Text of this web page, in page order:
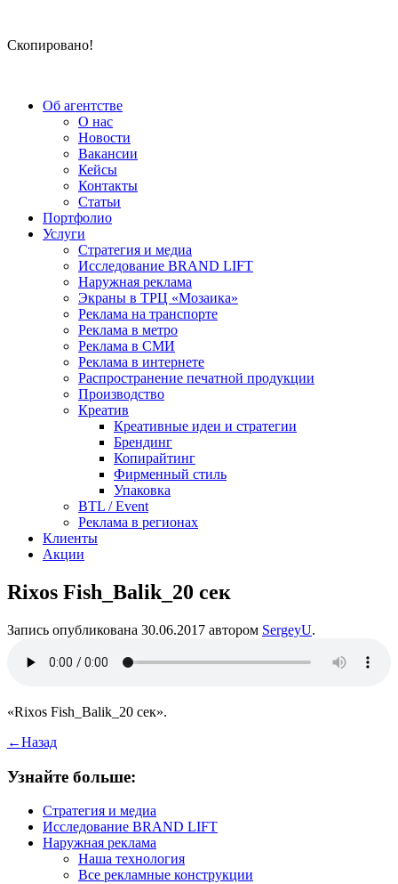
Скопировано!
Об агентстве
О нас
Новости
Вакансии
Кейсы
Контакты
Статьи
Портфолио
Услуги
Стратегия и медиа
Исследование BRAND LIFT
Наружная реклама
Экраны в ТРЦ «Мозаика»
Реклама на транспорте
Реклама в метро
Реклама в СМИ
Реклама в интернете
Распространение печатной продукции
Производство
Креатив
Креативные идеи и стратегии
Брендинг
Копирайтинг
Фирменный стиль
Упаковка
BTL / Event
Реклама в регионах
Клиенты
Акции
Rixos Fish_Balik_20 сек
Запись опубликована 30.06.2017 автором SergeyU.
«Rixos Fish_Balik_20 сек».
←Назад
Узнайте больше:
Стратегия и медиа
Исследование BRAND LIFT
Наружная реклама
Наша технология
Все рекламные конструкции